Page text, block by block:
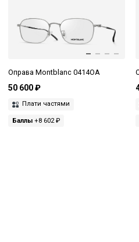
Оправа Montblanc 0414OA
50 600 ₽
Плати частями
Баллы +8 602 ₽